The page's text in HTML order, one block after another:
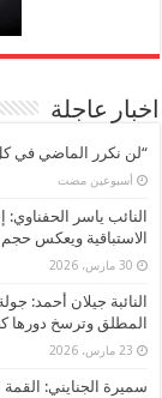
اخبار عاجلة
“لن نكرر الماضي في
‏أسبوعين مضت
النائب ياسر
الاستباقية ويعكس
30 مارس، 2026
النائبة جيلان أحمد:
المطلق وترسخ دورها
23 مارس، 2026
سميرة الجنايني: